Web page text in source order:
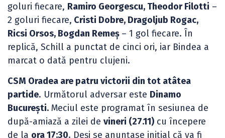
goluri fiecare, Ramiro Georgescu, Theodor Filotti –
2 goluri fiecare, Cristi Dobre, Dragoljub Rogac,
Ricsi Orsos, Bogdan Remeș – 1 gol fiecare. În
replică, Schill a punctat de cinci ori, iar Bindea a
marcat o dată pentru clujeni.
CSM Oradea are patru victorii din tot atâtea
partide. Următorul adversar este Dinamo
București. Meciul este programat în sesiunea de
după-amiază a zilei de vineri (27.11) cu începere
de la ora 17:30. Deși se anunțase inițial că va fi